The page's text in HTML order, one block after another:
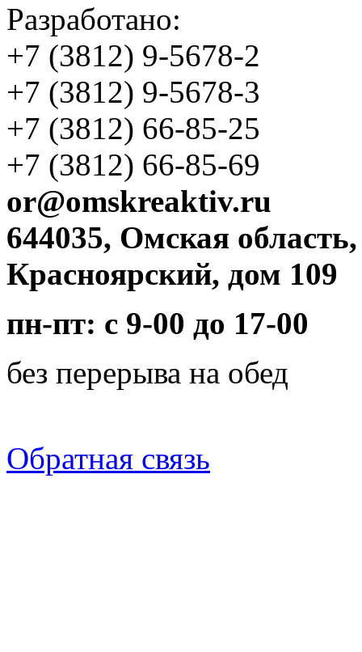
Разработано:
+7 (3812) 9-5678-2
+7 (3812) 9-5678-3
+7 (3812) 66-85-25
+7 (3812) 66-85-69
or@omskreaktiv.ru
644035, Омская
Красноярский, дом 109
пн-пт: с 9-00 до 17-00
без перерыва на обед
Обратная связь